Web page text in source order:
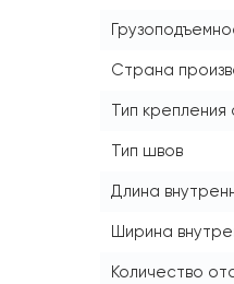
Страна
Тип крепления
Тип швов
Длина
Ширина
Количество